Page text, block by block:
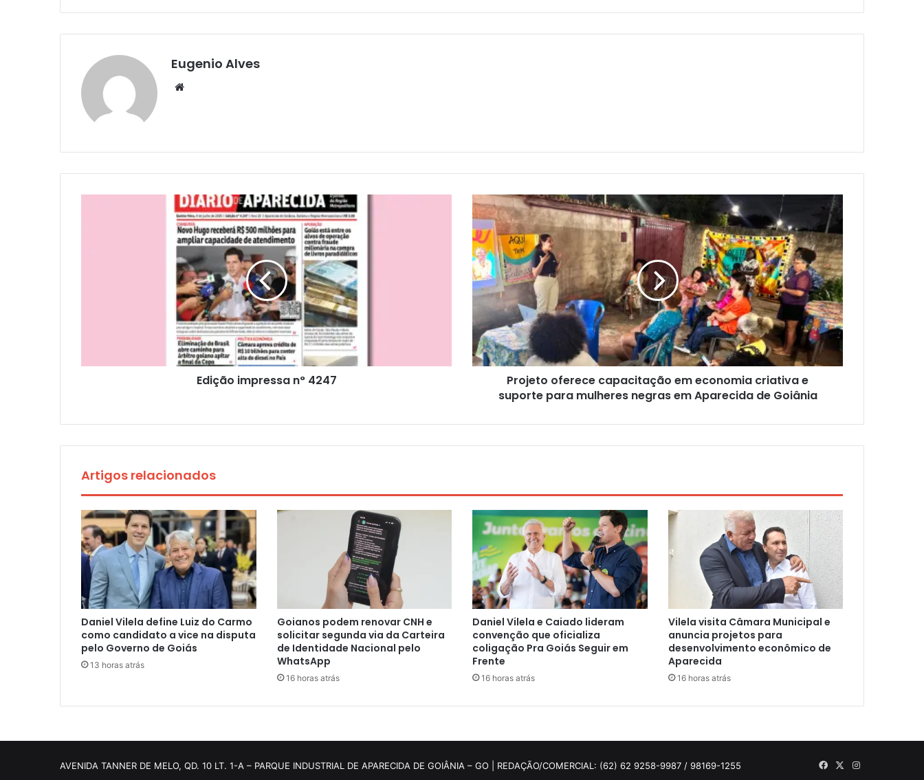
Eugenio Alves
Edição impressa n° 4247
Projeto oferece capacitação em economia criativa e
suporte para mulheres negras em Aparecida de Goiânia
Artigos relacionados
Daniel Vilela define Luiz do Carmo
como candidato a vice na disputa
pelo Governo de Goiás
13 horas atrás
Goianos podem renovar CNH e
solicitar segunda via da Carteira
de Identidade Nacional pelo
WhatsApp
16 horas atrás
Daniel Vilela e Caiado lideram
convenção que oficializa
coligação Pra Goiás Seguir em
Frente
16 horas atrás
Vilela visita Câmara Municipal e
anuncia projetos para
desenvolvimento econômico de
Aparecida
16 horas atrás
AVENIDA TANNER DE MELO, QD. 10 LT. 1-A – PARQUE INDUSTRIAL DE APARECIDA DE GOIÂNIA – GO | REDAÇÃO/COMERCIAL: (62) 62 9258-9987 / 98169-1255 Facebook
X Instagram